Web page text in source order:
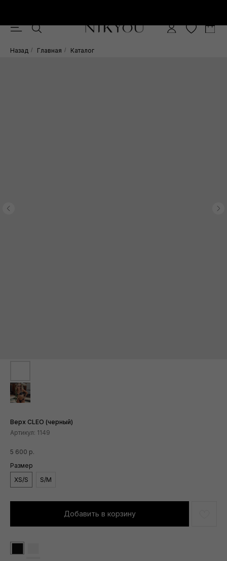
Назад / Главная / Каталог
Верх CLEO (черный)
Артикул: 1149
5 600 р.
Размер
XS/S
S/M
Добавить в корзину
■